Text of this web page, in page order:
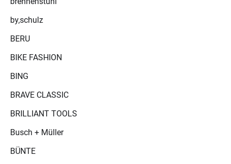
by,schulz
BERU
BIKE FASHION
BING
BRAVE CLASSIC
BRILLIANT TOOLS
Busch + Müller
BÜNTE